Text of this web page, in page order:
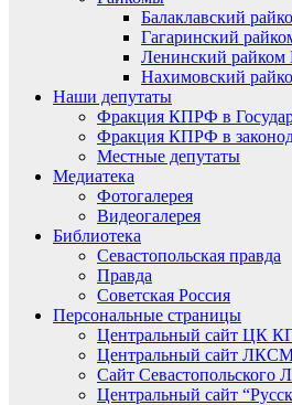
Балаклавский
Гагаринский
Ленинский
Нахимовский
Наши депутаты
Фракция КПРФ в
Фракция КПРФ в
Местные депутаты
Медиатека
Фотогалерея
Видеогалерея
Библиотека
Севастопольская правда
Правда
Советская Россия
Персональные страницы
Центральный сайт ЦК
Центральный сайт
Сайт
Центральный сайт